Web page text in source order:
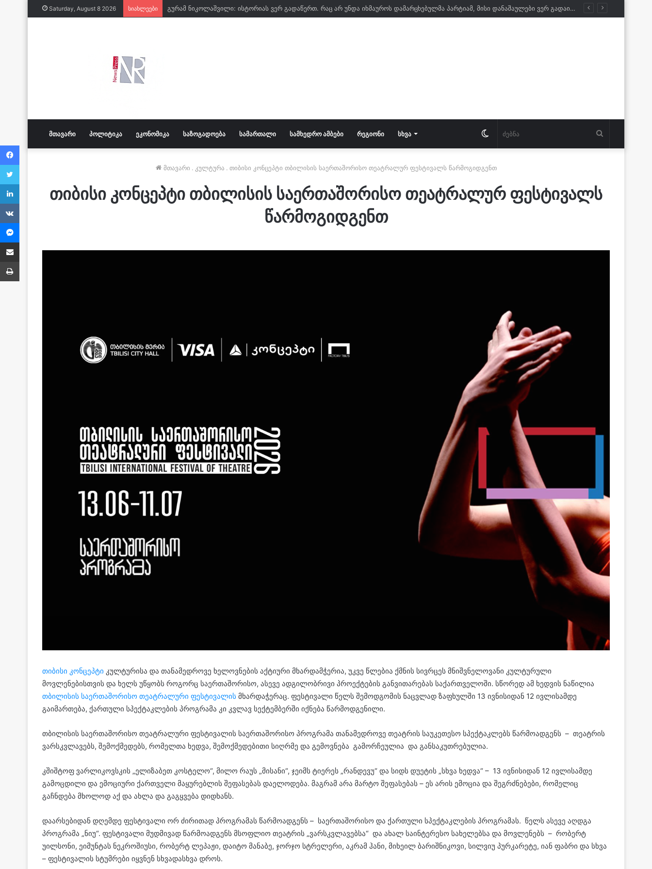
Saturday, August 8 2026 სიახლეები გურამ ნიკოლაშვილი: ისტორიას ვერ გადაწერთ. რაც არ უნდა იხმაუროს დამარცხებულმა პარტიამ, მისი დანაშაულები ვერ გადაიფარება
ᲛᲗᲐᲕᲐᲠᲘ ᲞᲝᲚᲘᲢᲘᲙᲐ ᲔᲙᲝᲜᲝᲛᲘᲙᲐ ᲡᲐᲖᲝᲒᲐᲓᲝᲔᲑᲐ ᲡᲐᲛᲐᲠᲗᲐᲚᲘ ᲡᲐᲛᲮᲔᲓᲠᲝ ᲐᲛᲑᲔᲑᲘ ᲠᲔᲒᲘᲝᲜᲘ ᲡᲮᲕᲐ Switch
skin
მთავარი . კულტურა . თიბისი კონცეპტი თბილისის საერთაშორისო თეატრალურ ფესტივალს წარმოგიდგენთ
თიბისი კონცეპტი თბილისის საერთაშორისო თეატრალურ ფესტივალს
წარმოგიდგენთ
თიბისი კონცეპტი კულტურისა და თანამედროვე ხელოვნების აქტიური მხარდამჭერია, უკვე წლებია ქმნის სივრცეს მნიშვნელოვანი კულტურული
მოვლენებისთვის და ხელს უწყობს როგორც საერთაშორისო, ასევე ადგილობრივი პროექტების განვითარებას საქართველოში. სწორედ ამ ხედვის ნაწილია
თბილისის საერთაშორისო თეატრალური ფესტივალის მხარდაჭერაც. ფესტივალი წელს შემოდგომის ნაცვლად ზაფხულში 13 ივნისიდან 12 ივლისამდე
გაიმართება, ქართული სპექტაკლების პროგრამა კი კვლავ სექტემბერში იქნება წარმოდგენილი.
თბილისის საერთაშორისო თეატრალური ფესტივალის საერთაშორისო პროგრამა თანამედროვე თეატრის საუკეთესო სპექტაკლებს წარმოადგენს – თეატრის
ვარსკვლავებს, შემოქმედებს, რომელთა ხედვა, შემოქმედებითი სიღრმე და გემოვნება გამორჩეულია და განსაკუთრებულია.
კშიშტოფ ვარლიკოვსკის „ელიზაბეთ კოსტელო“, მილო რაუს „მისანი“, ჯეიმს ტიერეს „რანდევუ“ და სიდს დუეტის „სხვა ხედვა“ – 13 ივნისიდან 12 ივლისამდე
გამოცდილი და ემოციური ქართველი მაყურებლის შეფასებას დაელოდება. მაგრამ არა მარტო შეფასებას – ეს არის ემოცია და შეგრძნებები, რომელიც
გაჩნდება მხოლოდ აქ და ახლა და გაგყვება დიდხანს.
დაარსებიდან დღემდე ფესტივალი ორ ძირითად პროგრამას წარმოადგენს – საერთაშორისო და ქართული სპექტაკლების პროგრამას. წელს ასევე აღდგა
პროგრამა „ნიუ“. ფესტივალი მუდმივად წარმოადგენს მსოფლიო თეატრის „ვარსკვლავებსა“ და ახალ საინტერესო სახელებსა და მოვლენებს – რობერტ
უილსონი, ეიმუნტას ნეკროშიუსი, რობერტ ლეპაჟი, დაიტო მანაბე, ჯორჯო სტრელერი, აკრამ ჰანი, მიხეილ ბარიშნიკოვი, სილვიუ პურკარეტე, იან ფაბრი და სხვა
– ფესტივალის სტუმრები იყვნენ სხვადასხვა დროს.
Facebook
Twitter
LinkedIn
VKontakte
Messenger
Share via Email